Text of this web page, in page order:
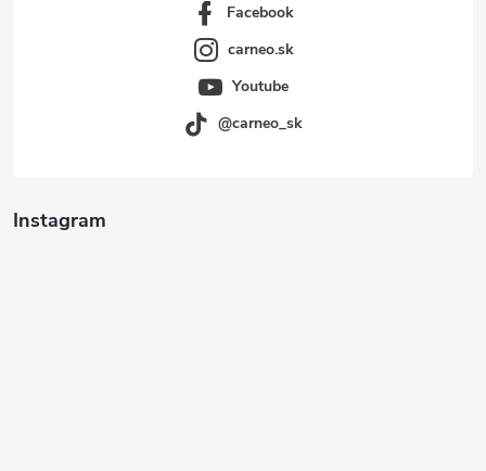
Instagram
Facebook
carneo.sk
Youtube
@carneo_sk